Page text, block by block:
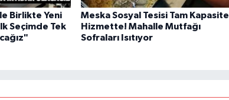
Birlikte Yeni
Seçimde Tek
Meska Sosyal Tesisi Tam Kapasite
Hizmette! Mahalle Mutfağı
Sofraları Isıtıyor